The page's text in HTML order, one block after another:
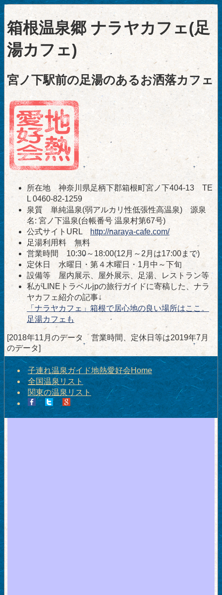
箱根温泉郷 ナラヤカフェ(足
湯カフェ)
宮ノ下駅前の足湯のあるお洒落カフェ
所在地 神奈川県足柄下郡箱根町宮ノ下404-13 TE
L 0460-82-1259
泉質 単純温泉(弱アルカリ性低張性高温泉) 源泉
名: 宮ノ下温泉(台帳番号 温泉村第67号)
公式サイトURL
http://naraya-cafe.com/
足湯利用料 無料
営業時間 10:30～18:00(12月～2月は17:00まで)
定休日 水曜日・第４木曜日・1月中～下旬
設備等 屋内展示、屋外展示、足湯、レストラン等
私がLINEトラベルjpの旅行ガイドに寄稿した、ナラ
ヤカフェ紹介の記事↓
「ナラヤカフェ」箱根で居心地の良い場所はここ。
足湯カフェも
[2018年11月のデータ 営業時間、定休日等は2019年7月
のデータ]
子連れ温泉ガイド地熱愛好会Home
全国温泉リスト
関東の温泉リスト